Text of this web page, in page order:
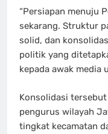
“Persiapan menuju
sekarang. Struktur
solid, dan
politik yang
kepada awak media
Konsolidasi
pengurus wilayah
tingkat kecamatan